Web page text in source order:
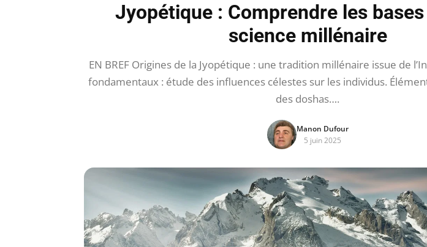
Jyopétique : Comprendre les
science millénaire
EN BREF Origines de la Jyopétique : une tradition millénaire issue de
fondamentaux : étude des influences célestes sur les individus.
des doshas….
Manon Dufour
5 juin 2025